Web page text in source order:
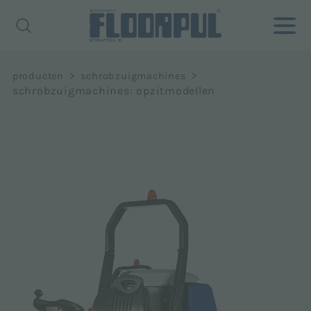
producten > schrobzuigmachines
>
schrobzuigmachines: opzitmodellen